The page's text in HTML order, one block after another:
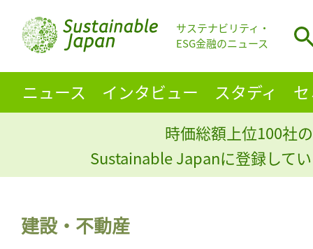
サステナビリティ・
ESG金融のニュース
ニュース インタビュー スタディ
時価総額上位100社
Sustainable Japanに登録して
建設・不動産